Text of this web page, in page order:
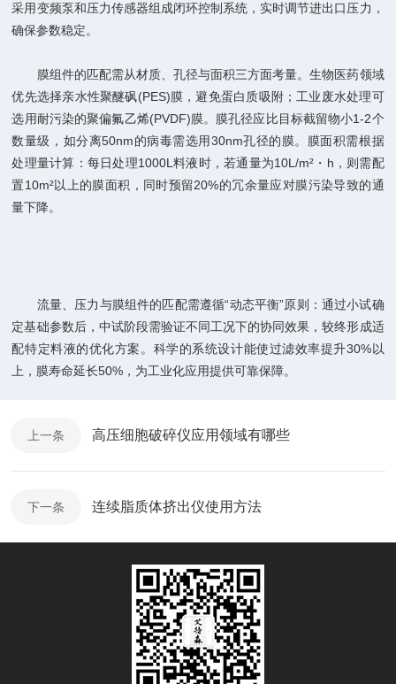
采用变频泵和压力传感器组成闭环控制系统，实时调节进出口压力，
确保参数稳定。​
膜组件的匹配需从材质、孔径与面积三方面考量。生物医药领域
优先选择亲水性聚醚砜(PES)膜，避免蛋白质吸附；工业废水处理可
选用耐污染的聚偏氟乙烯(PVDF)膜。膜孔径应比目标截留物小1-2个
数量级，如分离50nm的病毒需选用30nm孔径的膜。膜面积需根据
处理量计算：每日处理1000L料液时，若通量为10L/m²・h，则需配
置10m²以上的膜面积，同时预留20%的冗余量应对膜污染导致的通
量下降。​
流量、压力与膜组件的匹配需遵循“动态平衡”原则：通过小试确
定基础参数后，中试阶段需验证不同工况下的协同效果，较终形成适
配特定料液的优化方案。科学的系统设计能使过滤效率提升30%以
上，膜寿命延长50%，为工业化应用提供可靠保障。
上一条 高压细胞破碎仪应用领域有哪些
下一条 连续脂质体挤出仪使用方法